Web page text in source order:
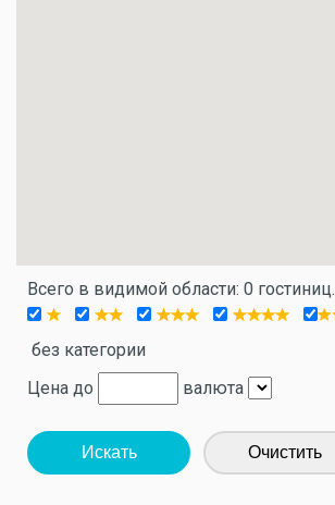
Всего в видимой области: 0 гостиниц.
без категории
Цена до
валюта
Искать Очистить